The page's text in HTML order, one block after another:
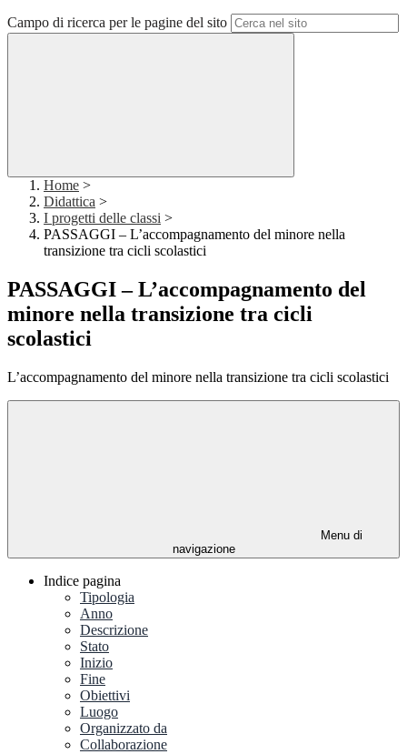
Campo di ricerca per le pagine del sito
Home >
Didattica >
I progetti delle classi >
PASSAGGI – L’accompagnamento del minore nella
transizione tra cicli scolastici
PASSAGGI – L’accompagnamento del
minore nella transizione tra cicli
scolastici
L’accompagnamento del minore nella transizione tra cicli scolastici
Menu di
navigazione
Indice pagina
Tipologia
Anno
Descrizione
Stato
Inizio
Fine
Obiettivi
Luogo
Organizzato da
Collaborazione